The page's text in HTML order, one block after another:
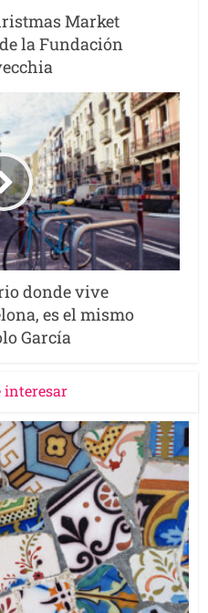
Market
la Fundación
donde vive
es el mismo
García
interesar